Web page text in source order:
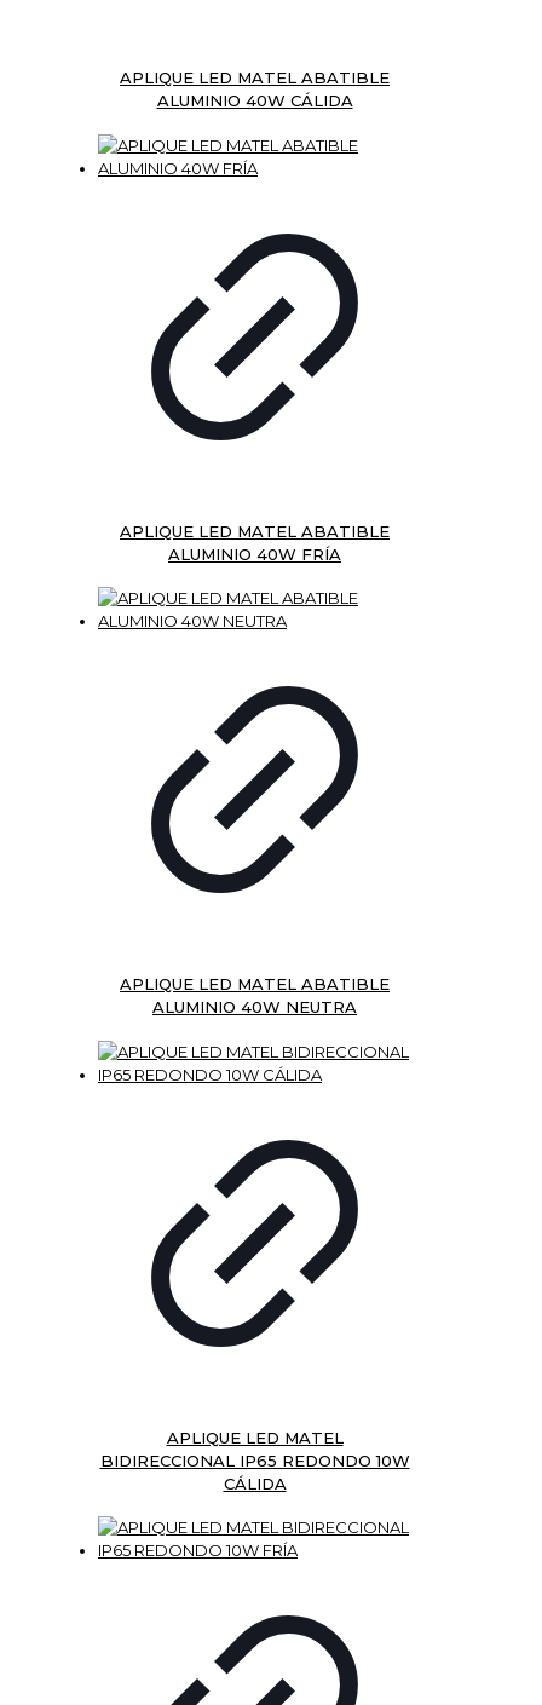
APLIQUE LED MATEL ABATIBLE
ALUMINIO 40W CÁLIDA
APLIQUE LED MATEL ABATIBLE
ALUMINIO 40W FRÍA
APLIQUE LED MATEL ABATIBLE
ALUMINIO 40W NEUTRA
APLIQUE LED MATEL
BIDIRECCIONAL IP65 REDONDO 10W
CÁLIDA